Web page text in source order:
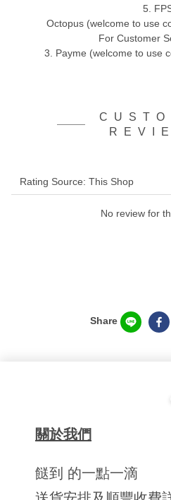
5.
Octopus (welcome to use
For Customer
3. Payme (welcome to use
No review for
Share
關於我們
餸到 的一點一滴